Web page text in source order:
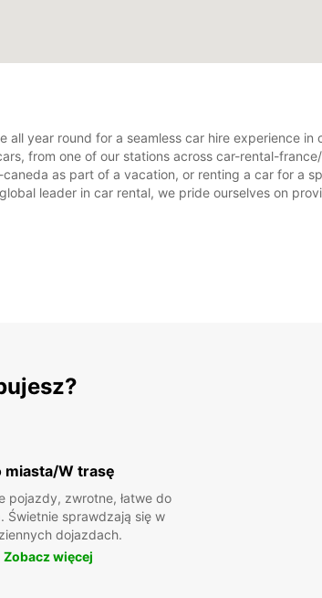
all year round for a seamless car hire experience
from one of our stations across car-rental-
as part of a vacation, or renting a car for a
leader in car rental, we pride ourselves on
miasta/W trasę
pojazdy, zwrotne, łatwe do
Świetnie sprawdzają się w
dojazdach.
Zobacz więcej